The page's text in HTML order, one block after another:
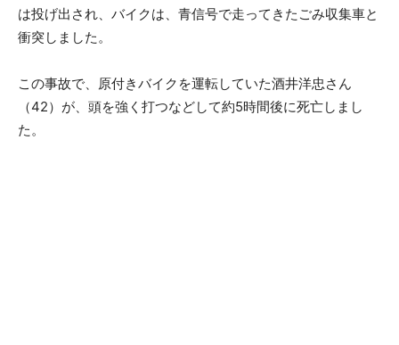
は投げ出され、バイクは、青信号で走ってきたごみ収集車と
衝突しました。
この事故で、原付きバイクを運転していた酒井洋忠さん
（42）が、頭を強く打つなどして約5時間後に死亡しまし
た。